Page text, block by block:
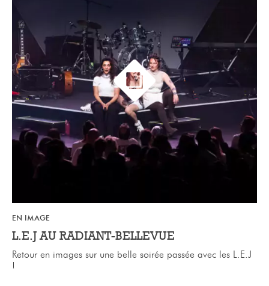
EN IMAGE
L.E.J AU RADIANT-BELLEVUE
Retour en images sur une belle soirée passée avec les L.E.J
!